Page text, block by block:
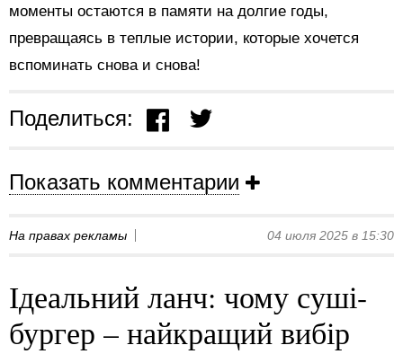
моменты остаются в памяти на долгие годы,
превращаясь в теплые истории, которые хочется
вспоминать снова и снова!
Поделиться:
Показать комментарии
На правах рекламы 04 июля 2025 в 15:30
Ідеальний ланч: чому суші-
бургер – найкращий вибір